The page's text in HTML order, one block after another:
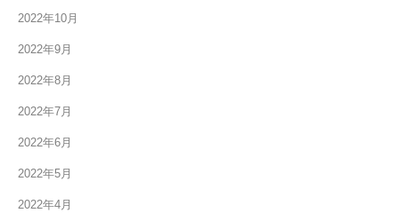
2022年10月
2022年9月
2022年8月
2022年7月
2022年6月
2022年5月
2022年4月